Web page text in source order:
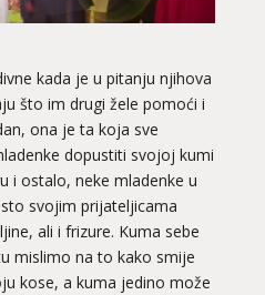
kada je u pitanju njihova
što im drugi žele pomoći i
ona je ta koja sve
dopustiti svojoj kumi
i ostalo, neke mladenke u
svojim prijateljicama
ali i frizure. Kuma sebe
mislimo na to kako smije
kose, a kuma jedino može